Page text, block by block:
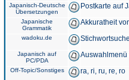
Japanisch-Deutsche
Übersetzungen
Postkarte auf
Japanische
Grammatik
Akkuratheit
wadoku.de
Japanisch auf
PC/PDA
Auswahlmenü
Off-Topic/Sonstiges ra, ri, ru, re, ro